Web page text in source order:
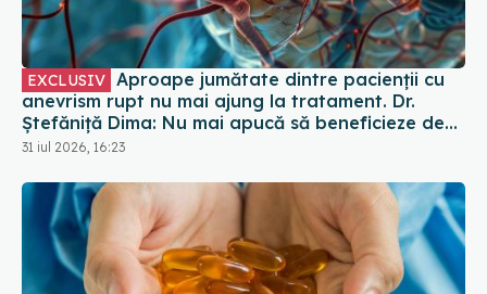
EXCLUSIV
Aproape jumătate dintre pacienții cu
anevrism rupt nu mai ajung la tratament. Dr.
Ștefăniță Dima: Nu mai apucă să beneficieze de
tratament
31 iul 2026, 16:23